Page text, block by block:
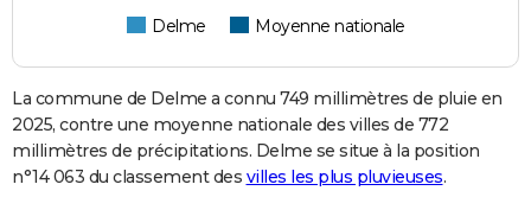
Delme Moyenne nationale
La commune de Delme a connu 749 millimètres de pluie en
2025, contre une moyenne nationale des villes de 772
millimètres de précipitations. Delme se situe à la position
n°14 063 du classement des villes les plus pluvieuses.